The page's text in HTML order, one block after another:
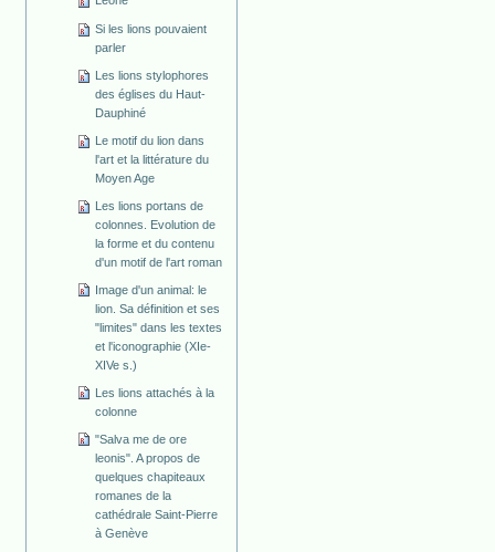
Si les lions pouvaient
parler
Les lions stylophores
des églises du Haut-
Dauphiné
Le motif du lion dans
l'art et la littérature du
Moyen Age
Les lions portans de
colonnes. Evolution de
la forme et du contenu
d'un motif de l'art roman
Image d'un animal: le
lion. Sa définition et ses
"limites" dans les textes
et l'iconographie (XIe-
XIVe s.)
Les lions attachés à la
colonne
"Salva me de ore
leonis". A propos de
quelques chapiteaux
romanes de la
cathédrale Saint-Pierre
à Genève